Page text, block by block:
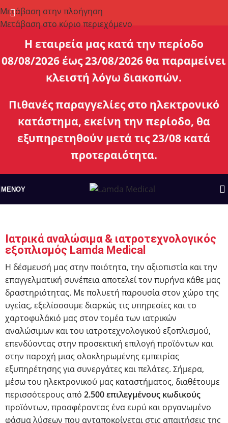
Μετάβαση στην πλοήγηση
Μετάβαση στο κύριο περιεχόμενο
H εταιρεία μας κατά την περίοδο
08/08/2026 έως 23/08/2026 θα παραμείνει
κλειστή λόγω διακοπών.
Πιθανές παραγγελίες στο ηλεκτρονικό
κατάστημα, εκείνη την περίοδο, θα
εξυπηρετηθούν μετά τις 23/08 κατά
προτεραιότητα.
ΜΕΝΟΎ
Ιατρικά αναλώσιμα & ιατροτεχνολογικός
εξοπλισμός Lamda Medical
Η δέσμευσή μας στην ποιότητα, την αξιοπιστία και την
επαγγελματική συνέπεια αποτελεί τον πυρήνα κάθε μας
δραστηριότητας. Με πολυετή παρουσία στον χώρο της
υγείας, εξελίσσουμε διαρκώς τις υπηρεσίες και το
χαρτοφυλάκιό μας στον τομέα των ιατρικών
αναλώσιμων και του ιατροτεχνολογικού εξοπλισμού,
επενδύοντας στην προσεκτική επιλογή προϊόντων και
στην παροχή μιας ολοκληρωμένης εμπειρίας
εξυπηρέτησης για συνεργάτες και πελάτες. Σήμερα,
μέσω του ηλεκτρονικού μας καταστήματος, διαθέτουμε
περισσότερους από 2.500 επιλεγμένους κωδικούς
προϊόντων, προσφέροντας ένα ευρύ και οργανωμένο
φάσμα λύσεων που ανταποκρίνεται στις απαιτήσεις της